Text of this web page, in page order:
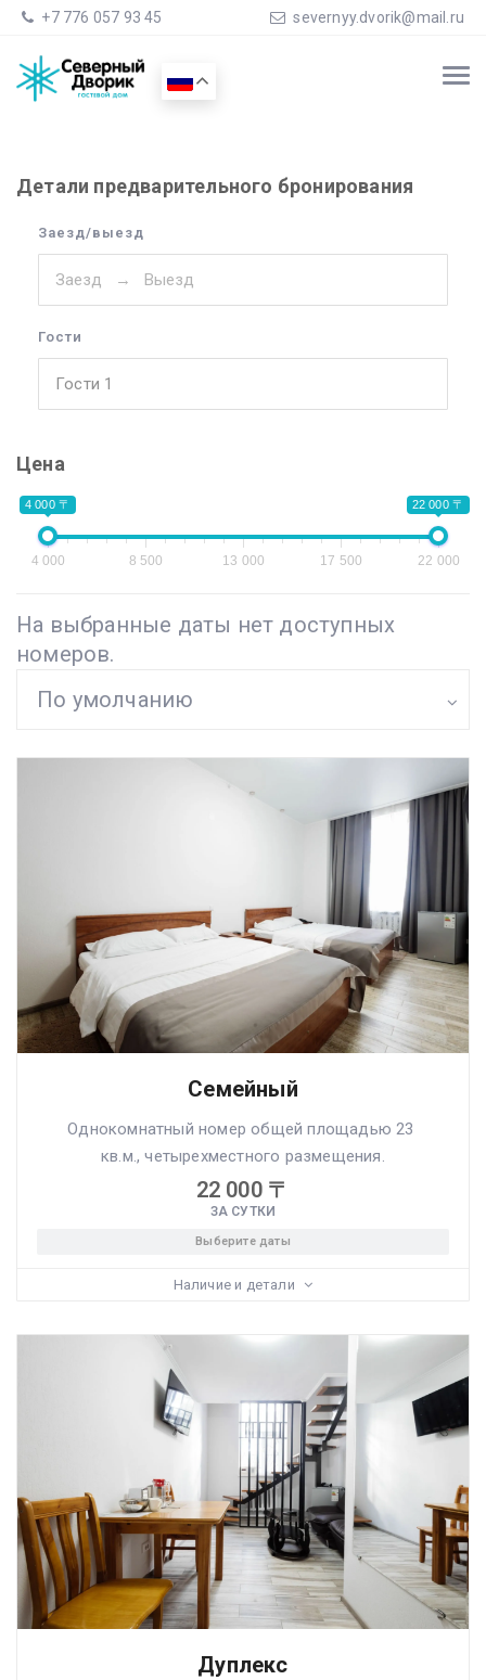
+7 776 057 93 45 severnyy.dvorik@mail.ru
Детали предварительного бронирования
Заезд/выезд
Гости
Гости 1
Цена
4 000 〒 22 000 〒
4 000 8 500 13 000 17 500 22 000
На выбранные даты нет доступных
номеров.
По умолчанию
Семейный
Однокомнатный номер общей площадью 23
кв.м., четырехместного размещения.
22 000〒
ЗА СУТКИ
Выберите даты
Наличие и детали
Дуплекс